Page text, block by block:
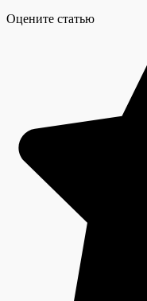
Оцените статью